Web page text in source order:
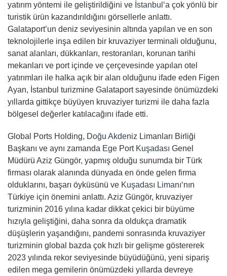
yatırım yöntemi ile geliştirildiğini ve İstanbul ‘a çok yönlü bir
turistik ürün kazandırıldığını görsellerle anlattı.
Galataport’un deniz seviyesinin altında yapılan ve en son
teknolojilerle inşa edilen bir kruvaziyer terminali olduğunu,
sanat alanları, dükkanları, restoranları, korunan tarihi
mekanları ve port içinde ve çerçevesinde yapılan otel
yatırımları ile halka açık bir alan olduğunu ifade eden Figen
Ayan, İstanbul turizmine Galataport sayesinde önümüzdeki
yıllarda gittikçe büyüyen kruvaziyer turizmi ile daha fazla
bölgesel değerler katılacağını ifade etti.
Global Ports Holding, Doğu Akdeniz Limanları Birliği
Başkanı ve aynı zamanda Ege Port Kuşadası Genel
Müdürü Aziz Güngör, yapmış olduğu sunumda bir Türk
firması olarak alanında dünyada en önde gelen firma
olduklarını, başarı öyküsünü ve Kuşadası Limanı‘nın
Türkiye için önemini anlattı. Aziz Güngör, kruvaziyer
turizminin 2016 yılına kadar dikkat çekici bir büyüme
hızıyla geliştiğini, daha sonra da oldukça dramatik
düşüşlerin yaşandığını, pandemi sonrasında kruvaziyer
turizminin global bazda çok hızlı bir gelişme göstererek
2023 yılında rekor seviyesinde büyüdüğünü, yeni sipariş
edilen mega gemilerin önümüzdeki yıllarda devreye